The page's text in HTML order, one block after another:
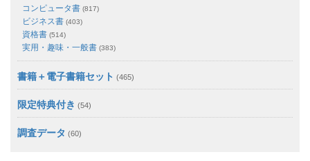
コンピュータ書 (817)
ビジネス書 (403)
資格書 (514)
実用・趣味・一般書 (383)
書籍＋電子書籍セット (465)
限定特典付き (54)
調査データ (60)